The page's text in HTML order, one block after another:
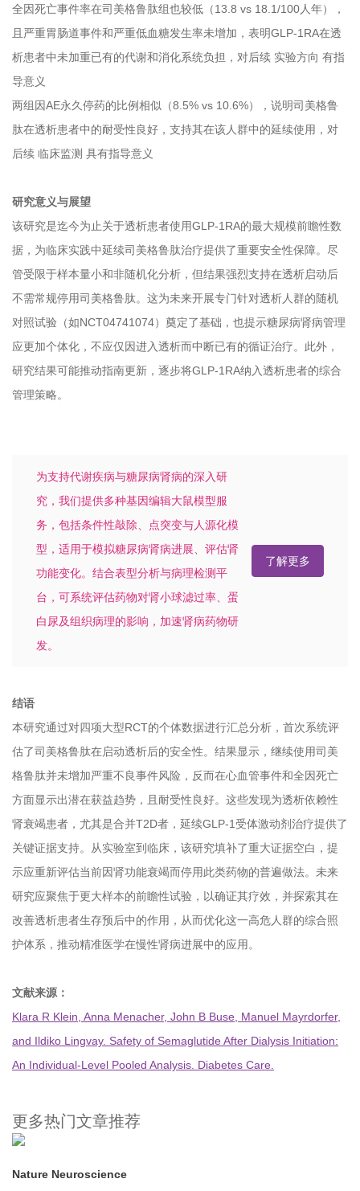
全因死亡事件率在司美格鲁肽组也较低（13.8 vs 18.1/100人年），
且严重胃肠道事件和严重低血糖发生率未增加，表明GLP-1RA在透
析患者中未加重已有的代谢和消化系统负担，对后续 实验方向 有指
导意义
两组因AE永久停药的比例相似（8.5% vs 10.6%），说明司美格鲁
肽在透析患者中的耐受性良好，支持其在该人群中的延续使用，对
后续 临床监测 具有指导意义
研究意义与展望
该研究是迄今为止关于透析患者使用GLP-1RA的最大规模前瞻性数
据，为临床实践中延续司美格鲁肽治疗提供了重要安全性保障。尽
管受限于样本量小和非随机化分析，但结果强烈支持在透析启动后
不需常规停用司美格鲁肽。这为未来开展专门针对透析人群的随机
对照试验（如NCT04741074）奠定了基础，也提示糖尿病肾病管理
应更加个体化，不应仅因进入透析而中断已有的循证治疗。此外，
研究结果可能推动指南更新，逐步将GLP-1RA纳入透析患者的综合
管理策略。
为支持代谢疾病与糖尿病肾病的深入研
究，我们提供多种基因编辑大鼠模型服
务，包括条件性敲除、点突变与人源化模
型，适用于模拟糖尿病肾病进展、评估肾
功能变化。结合表型分析与病理检测平
台，可系统评估药物对肾小球滤过率、蛋
白尿及组织病理的影响，加速肾病药物研
发。
了解更多
结语
本研究通过对四项大型RCT的个体数据进行汇总分析，首次系统评
估了司美格鲁肽在启动透析后的安全性。结果显示，继续使用司美
格鲁肽并未增加严重不良事件风险，反而在心血管事件和全因死亡
方面显示出潜在获益趋势，且耐受性良好。这些发现为透析依赖性
肾衰竭患者，尤其是合并T2D者，延续GLP-1受体激动剂治疗提供了
关键证据支持。从实验室到临床，该研究填补了重大证据空白，提
示应重新评估当前因肾功能衰竭而停用此类药物的普遍做法。未来
研究应聚焦于更大样本的前瞻性试验，以确证其疗效，并探索其在
改善透析患者生存预后中的作用，从而优化这一高危人群的综合照
护体系，推动精准医学在慢性肾病进展中的应用。
文献来源：
Klara R Klein, Anna Menacher, John B Buse, Manuel Mayrdorfer,
and Ildiko Lingvay. Safety of Semaglutide After Dialysis Initiation:
An Individual-Level Pooled Analysis. Diabetes Care.
更多热门文章推荐
Nature Neuroscience